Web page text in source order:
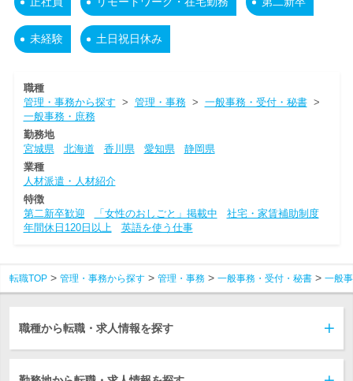
未経験 土日祝日休み
職種
管理・事務から探す > 管理・事務> 一般事務・受付・秘書>
一般事務・庶務
勤務地
宮城県
北海道 香川県 愛知県
静岡県
業種
人材派遣・人材紹介
特徴
第二新卒歓迎
「女性のおしごと」掲載中
社宅・家賃補助制度
年間休日120日以上
英語を使う仕事
転職TOP 管理・事務から探す 管理・事務 一般事務・受付・秘書 一般
職種から転職・求人情報を探す